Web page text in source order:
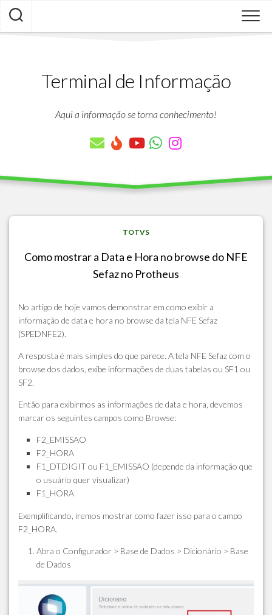
Skip
content
Terminal de Informação
Aqui a informação se torna conhecimento!
TOTVS
Como mostrar a Data e Hora no browse do NFE
Sefaz no Protheus
No artigo de hoje vamos demonstrar em como exibir a
informação de data e hora no browse da tela NFE Sefaz
(SPEDNFE2).
A resposta é mais simples do que parece. A tela NFE Sefaz com o
browse dos dados, exibe informações de duas tabelas ou SF1 ou
SF2.
Então para exibirmos as informações de data e hora, devemos
marcar os seguintes campos como Browse:
F2_EMISSAO
F2_HORA
F1_DTDIGIT ou F1_EMISSAO (depende da informação que
o usuário quer visualizar)
F1_HORA
Exemplificando, iremos mostrar como fazer isso para o campo
F2_HORA.
Abra o Configurador > Base de Dados > Dicionário > Base
de Dados